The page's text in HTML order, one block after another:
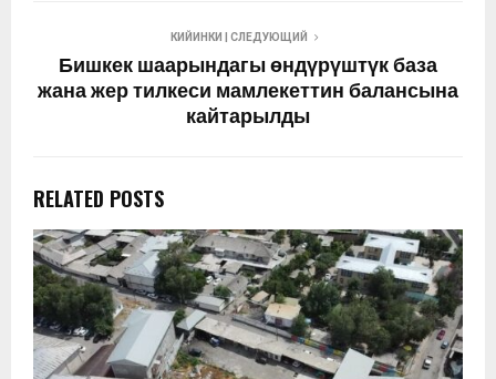
КИЙИНКИ | СЛЕДУЮЩИЙ
Бишкек шаарындагы өндүрүштүк база
жана жер тилкеси мамлекеттин балансына
кайтарылды
RELATED POSTS